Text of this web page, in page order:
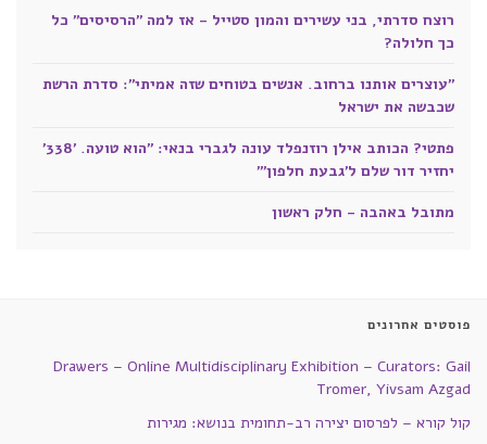
רוצח סדרתי, בני עשירים והמון סטייל - אז למה "הרסיסים" כל
כך חלולה?
"עוצרים אותנו ברחוב. אנשים בטוחים שזה אמיתי": סדרת הרשת
שכבשה את ישראל
פתטי? הכותב אילן רוזנפלד עונה לגברי בנאי: "הוא טועה. '338'
יחזיר דור שלם ל'גבעת חלפון'"
מתובל באהבה - חלק ראשון
פוסטים אחרונים
Drawers – Online Multidisciplinary Exhibition – Curators: Gail
Tromer, Yivsam Azgad
קול קורא – לפרסום יצירה רב-תחומית בנושא: מגירות